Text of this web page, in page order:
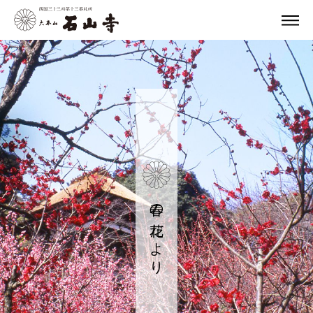
春の花だより